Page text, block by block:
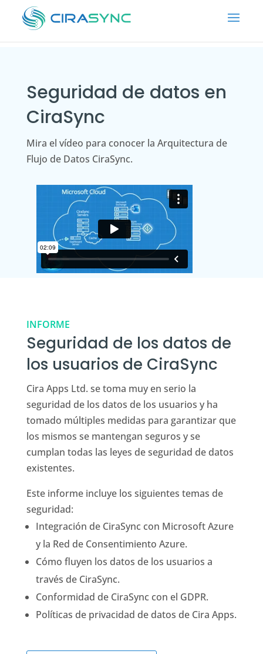
Seguridad de datos en
CiraSync
Mira el vídeo para conocer la Arquitectura de
Flujo de Datos CiraSync.
INFORME
Seguridad de los datos de
los usuarios de CiraSync
Cira Apps Ltd. se toma muy en serio la
seguridad de los datos de los usuarios y ha
tomado múltiples medidas para garantizar que
los mismos se mantengan seguros y se
cumplan todas las leyes de seguridad de datos
existentes.
Este informe incluye los siguientes temas de
seguridad:
Integración de CiraSync con Microsoft Azure
y la Red de Consentimiento Azure.
Cómo fluyen los datos de los usuarios a
través de CiraSync.
Conformidad de CiraSync con el GDPR.
Políticas de privacidad de datos de Cira Apps.